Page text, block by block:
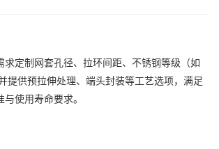
求定制网套孔径、拉环间距、不锈钢等级（如
提供预拉伸处理、端头封装等工艺选项，满足
使用寿命要求。